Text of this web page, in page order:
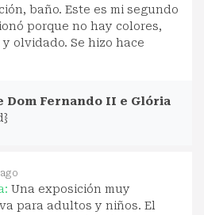
baño. Este es mi segundo
porque no hay colores,
olvidado. Se hizo hace
Dom Fernando II e Glória
Una exposición muy
para adultos y niños. El